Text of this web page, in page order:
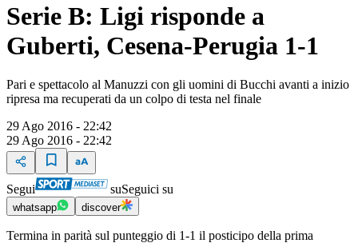
Serie B: Ligi risponde a
Guberti, Cesena-Perugia 1-1
Pari e spettacolo al Manuzzi con gli uomini di Bucchi avanti a inizio
ripresa ma recuperati da un colpo di testa nel finale
29 Ago 2016 - 22:42
29 Ago 2016 - 22:42
Segui suSeguici su
whatsapp discover
Termina in parità sul punteggio di 1-1 il posticipo della prima